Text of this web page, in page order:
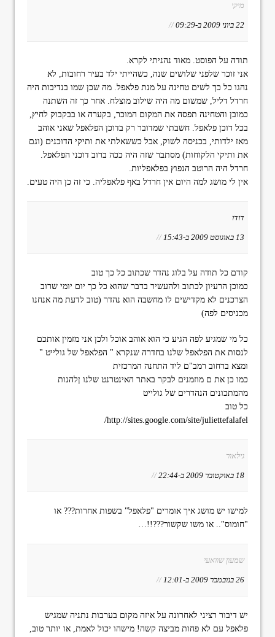
מיקי
22 ביוני 2009 ב-09:29 //
תודה על הפוסט. מאוד נהניתי לקרא.
אני זוכר שלפני שלושים שנה, כשהייתי ילד בעיר רחובות, לא
נהגו כל כך לשים טחינה על מנת פלאפל. מה שכן שמו בנדיבות היה
חרדל דליל, שמשום מה היה שילוב מוצלח. אחר כך זה השתנה
כמובן והטחינה תפסה את המקום המוכר, בקערה או בבקבוק לחיץ,
בכל דוכן פלאפל. חשבתי שמדובר רק בדוכן הפלאפל שאני אוהב
מאז ילדותי, בכניסה לשוק, אבל כששאלתי את ותיקי הדוכנים (וגם
את ותיקי הלקוחות) מסתבר שזה היה ככה ברוב דוכני הפלאפל.
חרדל היה הרוטב הנפוץ בפלאפליות.
אין לי מושג למה היום אין חרדל באף פלאפליה. כי זה כן היה טעים.
דודו
13 באוגוסט 2009 ב-15:43 //
קודם כל תודה על בלוג נהדר שכתוב כל כך טוב
כמוכן הרעיון לכתוב ולהעשיר בדבר שהוא כל כך יום יומי שרוב
הצרכנים לא מקדישים לו מחשבה הוא נהדר (טוב לדעת מה אנחנו
מכניסים לפה)
כל מי שמגיע לפה הגיע כי הוא אוהב אוכל ולכן אני מזמין אותכם
לנסות את הפלאפל שלנו בחדרה שנקרא " הפלאפל של גולייט "
ומצא ברחוב רמב"ם ליד התחנה המרכזית
כמו כן את ם מוזמנים לבקר באתר האינטרנט שלנו ןלהנות
מהמתכונים הנהדרים של גולייט
כל טוב
http://sites.google.com/site/juliettefalafel/
גילאור
18 באוקטובר 2009 ב-22:44 //
למישו יש מושג איך אומרים "פלאפל" בשפות אחרות??? או
"חומוס".. או משו שקשור???!!…
שמעון שוואעי
26 בנובמבר 2009 ב-12:01 //
יש דיבור רציני לאחרונה על איזה מקום בערבות נתניה שמגיש
פלאפל עם לא פחות מביצה קשה! מישהו יכול לאמת, או יותר טוב,